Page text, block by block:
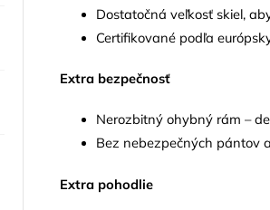
Dostatočná veľkosť skiel,
Certifikované podľa
Extra bezpečnosť
Nerozbitný ohybný rám –
Bez nebezpečných pántov
Extra pohodlie